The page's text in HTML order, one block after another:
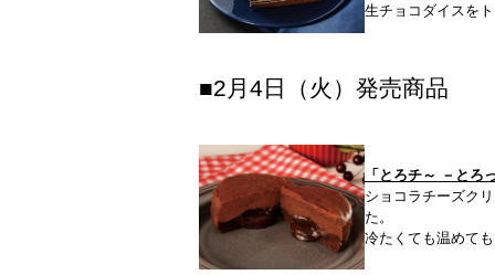
生チョコダイスを
■2月4日（火）発売商品
「とろチ～ －と
ショコラチーズク
た。
冷たくても温めて